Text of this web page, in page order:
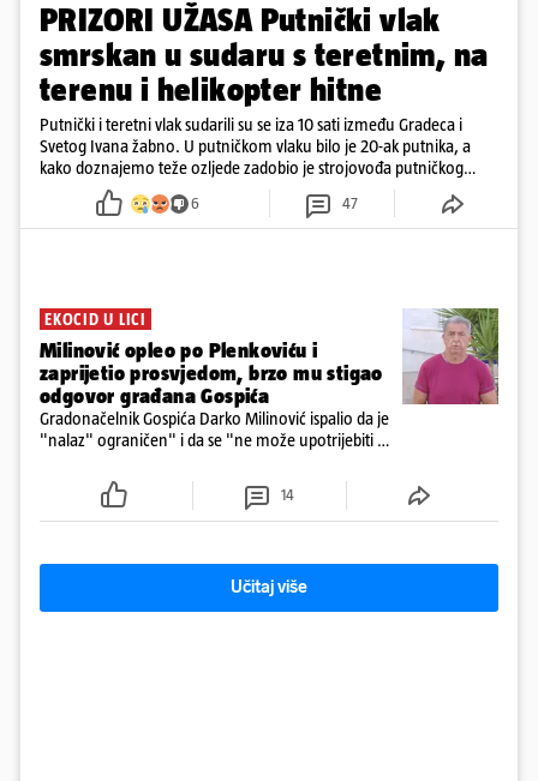
PRIZORI UŽASA Putnički vlak
smrskan u sudaru s teretnim, na
terenu i helikopter hitne
Putnički i teretni vlak sudarili su se iza 10 sati između Gradeca i
Svetog Ivana žabno. U putničkom vlaku bilo je 20-ak putnika, a
kako doznajemo teže ozljede zadobio je strojovođa putničkog
vlaka. Zatvoren je promet, a fotoreporteri Prigorskog objavili su
prve snimke s mjesta sudara
6 47
EKOCID U LICI
Milinović opleo po Plenkoviću i
zaprijetio prosvjedom, brzo mu stigao
odgovor građana Gospića
Gradonačelnik Gospića Darko Milinović ispalio da je
"nalaz" ograničen" i da se "ne može upotrijebiti za
ga je naručio Uskok i da je dio spisa
14
Učitaj više